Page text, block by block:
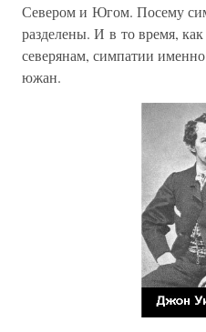
Севером и Югом. Посему
разделены. И в то время, как
северянам, симпатии
южан.